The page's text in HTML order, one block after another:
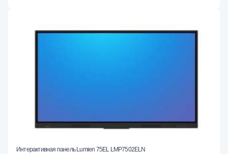
Интерактивная панель Lumien 75EL LMP7502ELN